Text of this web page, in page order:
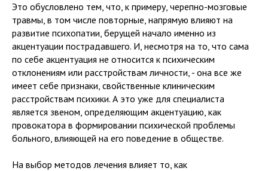
Это обусловлено тем, что, к примеру, черепно-мозговые
травмы, в том числе повторные, напрямую влияют на
развитие психопатии, берущей начало именно из
акцентуации пострадавшего. И, несмотря на то, что сама
по себе акцентуация не относится к психическим
отклонениям или расстройствам личности, - она все же
имеет себе признаки, свойственные клиническим
расстройствам психики. А это уже для специалиста
является звеном, определяющим акцентуацию, как
провокатора в формировании психической проблемы
больного, влияющей на его поведение в обществе.
На выбор методов лечения влияет то, как